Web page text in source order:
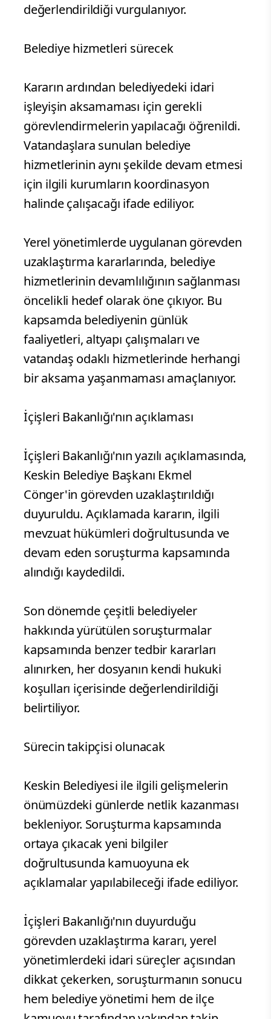
değerlendirildiği vurgulanıyor.
Belediye hizmetleri sürecek
Kararın ardından belediyedeki idari
işleyişin aksamaması için gerekli
görevlendirmelerin yapılacağı öğrenildi.
Vatandaşlara sunulan belediye
hizmetlerinin aynı şekilde devam etmesi
için ilgili kurumların koordinasyon
halinde çalışacağı ifade ediliyor.
Yerel yönetimlerde uygulanan görevden
uzaklaştırma kararlarında, belediye
hizmetlerinin devamlılığının sağlanması
öncelikli hedef olarak öne çıkıyor. Bu
kapsamda belediyenin günlük
faaliyetleri, altyapı çalışmaları ve
vatandaş odaklı hizmetlerinde herhangi
bir aksama yaşanmaması amaçlanıyor.
İçişleri Bakanlığı'nın açıklaması
İçişleri Bakanlığı'nın yazılı açıklamasında,
Keskin Belediye Başkanı Ekmel
Cönger'in görevden uzaklaştırıldığı
duyuruldu. Açıklamada kararın, ilgili
mevzuat hükümleri doğrultusunda ve
devam eden soruşturma kapsamında
alındığı kaydedildi.
Son dönemde çeşitli belediyeler
hakkında yürütülen soruşturmalar
kapsamında benzer tedbir kararları
alınırken, her dosyanın kendi hukuki
koşulları içerisinde değerlendirildiği
belirtiliyor.
Sürecin takipçisi olunacak
Keskin Belediyesi ile ilgili gelişmelerin
önümüzdeki günlerde netlik kazanması
bekleniyor. Soruşturma kapsamında
ortaya çıkacak yeni bilgiler
doğrultusunda kamuoyuna ek
açıklamalar yapılabileceği ifade ediliyor.
İçişleri Bakanlığı'nın duyurduğu
görevden uzaklaştırma kararı, yerel
yönetimlerdeki idari süreçler açısından
dikkat çekerken, soruşturmanın sonucu
hem belediye yönetimi hem de ilçe